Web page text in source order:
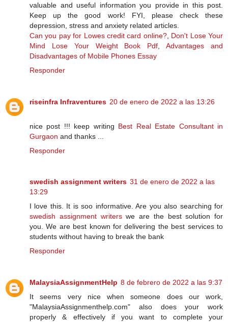
valuable and useful information you provide in this post.
Keep up the good work! FYI, please check these
depression, stress and anxiety related articles.
Can you pay for Lowes credit card online?, Don't Lose Your
Mind Lose Your Weight Book Pdf ,Advantages and
Disadvantages of Mobile Phones Essay
Responder
riseinfra Infraventures 20 de enero de 2022 a las 13:26
nice post !!! keep writing Best Real Estate Consultant in
Gurgaon and thanks ...
Responder
swedish assignment writers 31 de enero de 2022 a las
13:29
I love this. It is soo informative. Are you also searching for
swedish assignment writerswe are the best solution for
you. We are best known for delivering the best services to
students without having to break the bank
Responder
MalaysiaAssignmentHelp 8 de febrero de 2022 a las 9:37
It seems very nice when someone does our work,
"MalaysiaAssignmenthelp.com" also does your work
properly & effectively if you want to complete your